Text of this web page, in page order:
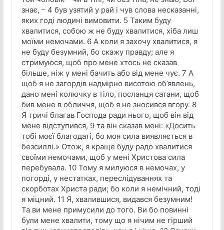
знає, – 4 був узятий у рай і чув слова несказанні,
яких годі людині вимовити. 5 Таким буду
хвалитися, собою ж не буду хвалитися, хіба лиш
моїми немочами. 6 А коли я захочу хвалитися, я
не буду безумний, бо скажу правду; але я
стримуюся, щоб про мене хтось не сказав
більше, ніж у мені бачить або від мене чує. 7 А
щоб я не загордів надмірно висотою об’явлень,
дано мені колючку в тіло, посланця сатани, щоб
бив мене в обличчя, щоб я не зносився вгору. 8
Я тричі благав Господа ради нього, щоб він від
мене відступився, 9 та він сказав мені: «Досить
тобі моєї благодаті, бо моя сила виявляється в
безсиллі.» Отож, я краще буду радо хвалитися
своїми немочами, щоб у мені Христова сила
перебувала. 10 Тому я милуюся в немочах, у
погорді, у нестатках, переслідуваннях та
скорботах Христа ради; бо коли я немічний, тоді
я міцний. 11 Я, хвалившися, видався безумним!
Та ви мене примусили до того. Ви бо повинні
були мене хвалити, тому що я нічим не гірший